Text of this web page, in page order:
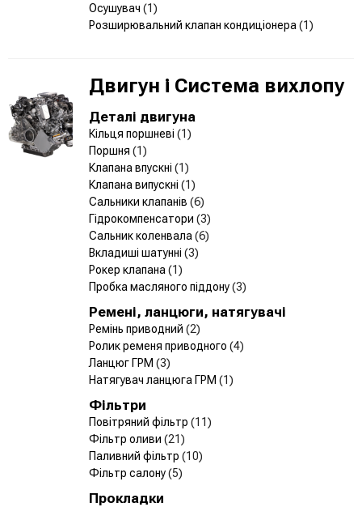
Осушувач (1)
Розширювальний клапан кондиціонера (1)
Двигун і Система вихлопу
Деталі двигуна
Кільця поршневі (1)
Поршня (1)
Клапана впускні (1)
Клапана випускні (1)
Сальники клапанів (6)
Гідрокомпенсатори (3)
Сальник коленвала (6)
Вкладиші шатунні (3)
Рокер клапана (1)
Пробка масляного піддону(3)
Ремені, ланцюги, натягувачі
Ремінь приводний (2)
Ролик ременя приводного (4)
Ланцюг ГРМ (3)
Натягувач ланцюга ГРМ (1)
Фільтри
Повітряний фільтр (11)
Фільтр оливи (21)
Паливний фільтр (10)
Фільтр салону(5)
Прокладки